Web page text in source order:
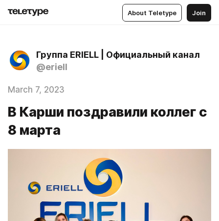
About Teletype Join
Группа ERIELL | Официальный канал
@eriell
March 7, 2023
В Карши поздравили коллег с
8 марта